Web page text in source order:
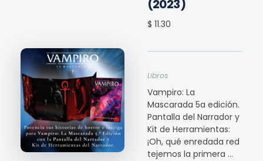
(2023)
$ 11.30
Libros
Vampiro: La
Mascarada 5a edición.
Pantalla del Narrador y
Kit de Herramientas:
¡Oh, qué enredada red
tejemos la primera ...